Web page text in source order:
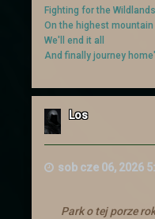
smoków,
Fighting for the Wildlands
On the highest mountain
We'll end it all
And finally journey
Los
sob cze 06, 2026
Park o tej porze